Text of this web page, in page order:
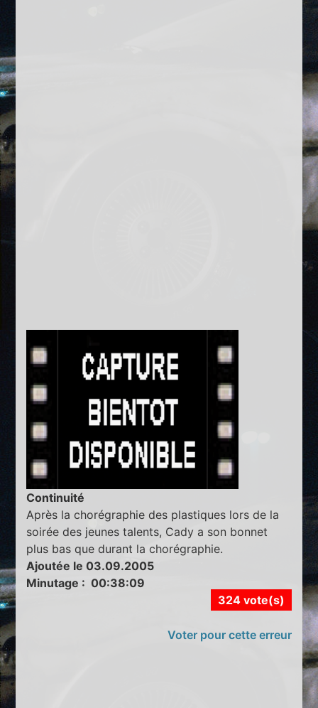
Continuité
Après la chorégraphie des plastiques lors de la
soirée des jeunes talents, Cady a son bonnet
plus bas que durant la chorégraphie.
Ajoutée le 03.09.2005
Minutage : 00:38:09
324 vote(s)
Voter pour cette erreur